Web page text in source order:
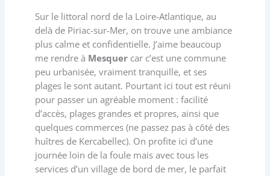
Sur le littoral nord de la Loire-Atlantique, au
delà de Piriac-sur-Mer, on trouve une ambiance
plus calme et confidentielle. J’aime beaucoup
me rendre à Mesquercar c’est une commune
peu urbanisée, vraiment tranquille, et ses
plages le sont autant. Pourtant ici tout est réuni
pour passer un agréable moment : facilité
d’accès, plages grandes et propres, ainsi que
quelques commerces (ne passez pas à côté des
huîtres de Kercabellec). On profite ici d’une
journée loin de la foule mais avec tous les
services d’un village de bord de mer, le parfait